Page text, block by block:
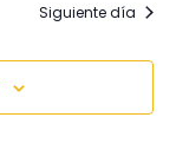
Siguiente día